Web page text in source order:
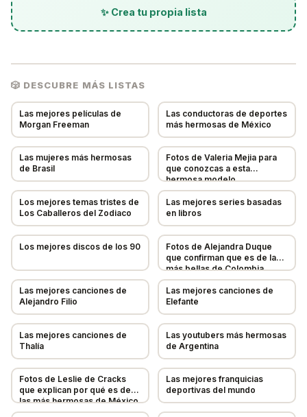
✨ Crea tu propia lista
🔍
Tu sugerencia será revisada
NOMBRE *
DESCRIPCIÓN (OPCIONAL)
URL DE IMAGEN (OPCIONAL)
Cancelar 📨 Enviar sugerencia
🎲 DESCUBRE MÁS LISTAS
Las mejores películas de
Morgan Freeman
Las conductoras de deportes
más hermosas de México
Las mujeres más hermosas
de Brasil
Fotos de Valeria Mejia para
que conozcas a esta
hermosa modelo
Los mejores temas tristes de
Los Caballeros del Zodiaco
Las mejores series basadas
en libros
Los mejores discos de los 90
Fotos de Alejandra Duque
que confirman que es de las
más bellas de Colombia
Las mejores canciones de
Alejandro Filio
Las mejores canciones de
Elefante
Las mejores canciones de
Thalía
Las youtubers más hermosas
de Argentina
Fotos de Leslie de Cracks
que explican por qué es de
las más hermosas de México
Las mejores franquicias
deportivas del mundo